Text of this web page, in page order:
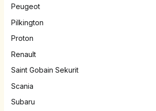
Peugeot
Pilkington
Proton
Renault
Saint Gobain Sekurit
Scania
Subaru